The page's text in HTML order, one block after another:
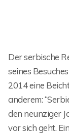
Der serbische
seines
2014 eine
anderem:
den neunziger
vor sich geht.